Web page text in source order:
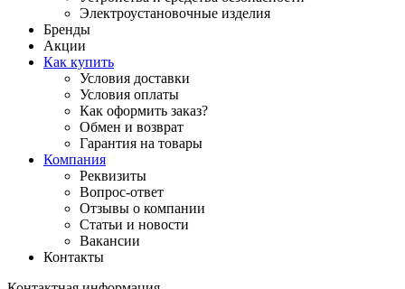
Электроустановочные изделия
Бренды
Акции
Как купить
Условия доставки
Условия оплаты
Как оформить заказ?
Обмен и возврат
Гарантия на товары
Компания
Реквизиты
Вопрос-ответ
Отзывы о компании
Статьи и новости
Вакансии
Контакты